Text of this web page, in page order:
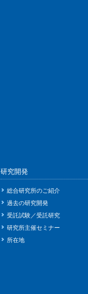
研究開発
総合研究所のご紹介
過去の研究開発
受託試験／受託研究
研究所主催セミナー
所在地